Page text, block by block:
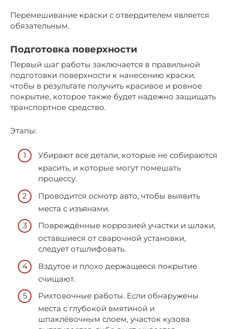
Перемешивание краски с отвердителем является
обязательным.
Подготовка поверхности
Первый шаг работы заключается в правильной
подготовки поверхности к нанесению краски,
чтобы в результате получить красивое и ровное
покрытие, которое также будет надежно защищать
транспортное средство.
Этапы:
Убирают все детали, которые не собираются
красить, и которые могут помешать
процессу.
Проводится осмотр авто, чтобы выявить
места с изъянами.
Повреждённые коррозией участки и шлаки,
оставшиеся от сварочной установки,
следует отшлифовать.
Вздутое и плохо держащееся покрытие
счищают.
Рихтовочные работы. Если обнаружены
места с глубокой вмятиной и
шпаклёвочным слоем, участок кузова